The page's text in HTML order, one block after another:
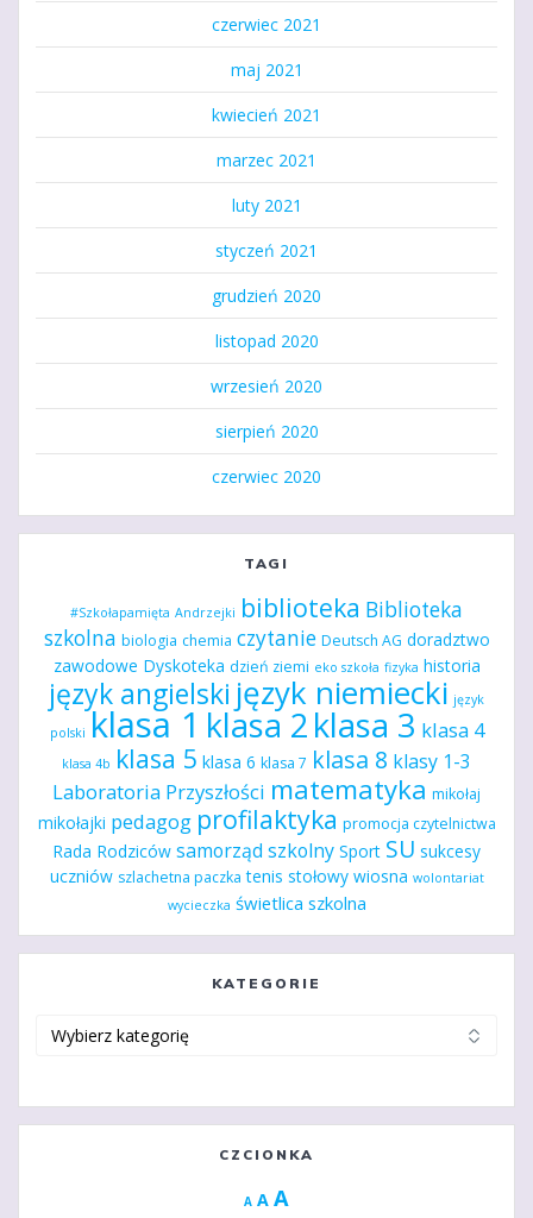
czerwiec 2021
maj 2021
kwiecień 2021
marzec 2021
luty 2021
styczeń 2021
grudzień 2020
listopad 2020
wrzesień 2020
sierpień 2020
czerwiec 2020
TAGI
#Szkołapamięta Andrzejki biblioteka Biblioteka
szkolna biologia chemia czytanie Deutsch AG doradztwo
zawodowe Dyskoteka dzień ziemi eko szkoła fizyka historia
język angielski język niemiecki język
polski klasa 1 klasa 2klasa 3 klasa 4
klasa 4b klasa 5 klasa 6 klasa 7 klasa 8 klasy 1-3
Laboratoria Przyszłości matematyka mikołaj
mikołajki pedagog profilaktyka promocja czytelnictwa
Rada Rodziców samorząd szkolny Sport SU sukcesy
uczniów szlachetna paczka tenis stołowy wiosna wolontariat
wycieczka świetlica szkolna
KATEGORIE
CZCIONKA
A Decrease
A Reset
A